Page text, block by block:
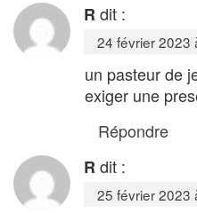
R dit :
24 février 2023
un pasteur de
exiger une
Répondre
R dit :
25 février 2023